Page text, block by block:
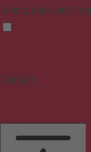
Dims colors and
Content